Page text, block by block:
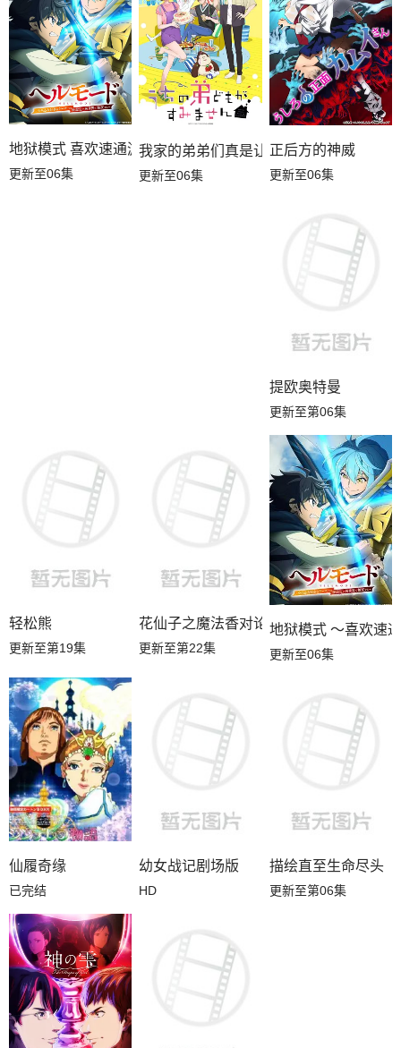
地狱模式 喜欢速通游戏的玩家在废设定异世界无双第二季
更新至06集
我家的弟弟们真是让您费心了
更新至06集
正后方的神威
更新至06集
提欧奥特曼
更新至第06集
轻松熊
更新至第19集
花仙子之魔法香对论
更新至第22集
地狱模式 ～喜欢速
更新至06集
仙履奇缘
已完结
幼女战记剧场版
HD
描绘直至生命尽头
更新至第06集